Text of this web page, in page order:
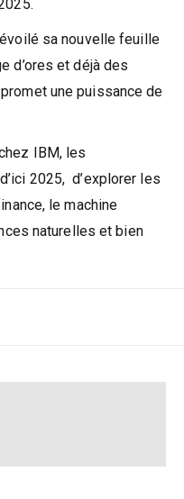
sa nouvelle feuille
d’ores et déjà des
une puissance de
IBM, les
2025, d’explorer les
le machine
naturelles et bien